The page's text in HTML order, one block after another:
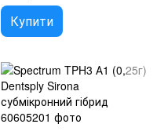
Купити